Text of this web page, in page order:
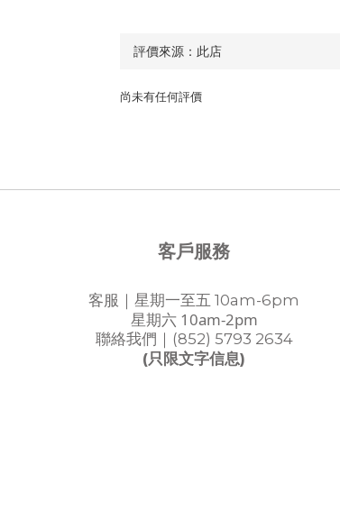
尚未有任何評價
客戶服務
客服｜星期一至五 10am-6pm
星期六 10am-2pm
聯絡我們｜(852) 5793 2634
(只限文字信息)